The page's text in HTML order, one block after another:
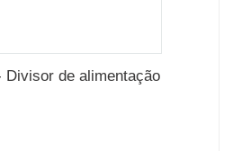
Divisor de alimentação